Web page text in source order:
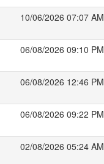
10/06/2026 07:07 AM
06/08/2026 09:10 PM
06/08/2026 12:46 PM
06/08/2026 09:22 PM
02/08/2026 05:24 AM